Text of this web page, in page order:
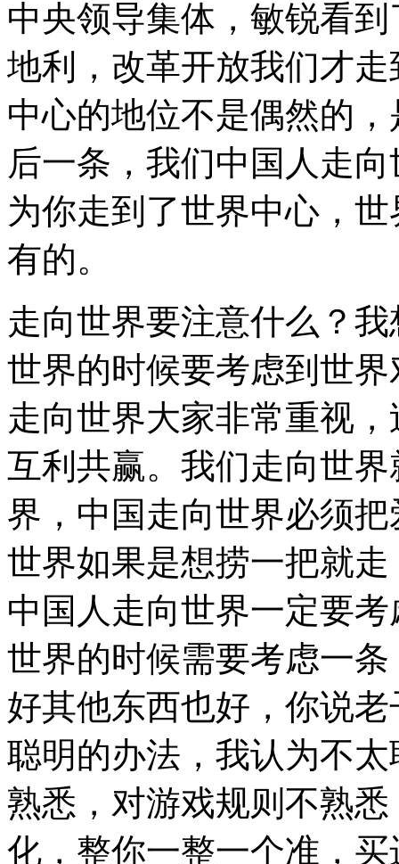
中央领导集体，敏锐看
地利，改革开放我们才
中心的地位不是偶然的
后一条，我们中国人走
为你走到了世界中心，
有的。
走向世界要注意什么？
世界的时候要考虑到世
走向世界大家非常重视
互利共赢。我们走向世
界，中国走向世界必须
世界如果是想捞一把就
中国人走向世界一定要
世界的时候需要考虑一
好其他东西也好，你说
聪明的办法，我认为不
熟悉，对游戏规则不熟
化，整你一整一个准，